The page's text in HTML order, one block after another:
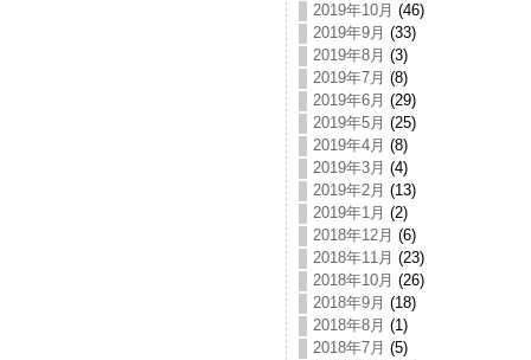
2019年10月 (46)
2019年9月 (33)
2019年8月 (3)
2019年7月 (8)
2019年6月 (29)
2019年5月 (25)
2019年4月 (8)
2019年3月 (4)
2019年2月 (13)
2019年1月 (2)
2018年12月 (6)
2018年11月 (23)
2018年10月 (26)
2018年9月 (18)
2018年8月 (1)
2018年7月 (5)